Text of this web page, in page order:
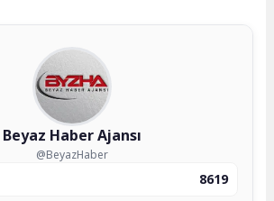
Beyaz Haber Ajansı
@BeyazHaber
8619